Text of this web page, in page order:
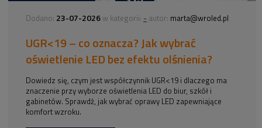
Dodano: 23-07-2026 w kategorii: - autor: marta@wroled.pl
UGR<19 – co oznacza? Jak wybrać
oświetlenie LED bez efektu olśnienia?
Dowiedz się, czym jest współczynnik UGR<19 i dlaczego ma
znaczenie przy wyborze oświetlenia LED do biur, szkół i
gabinetów. Sprawdź, jak wybrać oprawy LED zapewniające
komfort wzroku.